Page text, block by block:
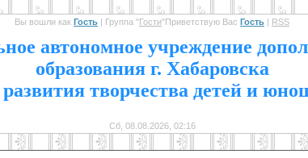
Вы вошли как Гость | Группа "Гости"Приветствую Вас Гость | RSS
автономное учреждение
образования г. Хабаровска
творчества детей и
Сб, 08.08.2026, 02:16